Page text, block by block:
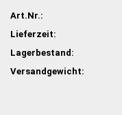
Art.Nr.:
Lieferzeit:
Lagerbestand:
Versandgewicht: